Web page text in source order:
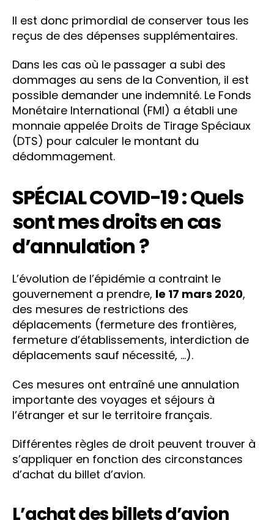
Il est donc primordial de conserver tous les
reçus de des dépenses supplémentaires.
Dans les cas où le passager a subi des
dommages au sens de la Convention, il est
possible demander une indemnité. Le Fonds
Monétaire International (FMI) a établi une
monnaie appelée Droits de Tirage Spéciaux
(DTS) pour calculer le montant du
dédommagement.
SPÉCIAL COVID-19 : Quels
sont mes droits en cas
d’annulation ?
L’évolution de l’épidémie a contraint le
gouvernement a prendre, le 17 mars 2020,
des mesures de restrictions des
déplacements (fermeture des frontières,
fermeture d’établissements, interdiction de
déplacements sauf nécessité, …).
Ces mesures ont entraîné une annulation
importante des voyages et séjours à
l’étranger et sur le territoire français.
Différentes règles de droit peuvent trouver à
s’appliquer en fonction des circonstances
d’achat du billet d’avion.
L’achat des billets d’avion